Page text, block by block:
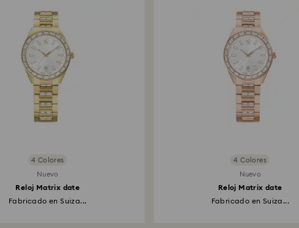
4 Colores
Nuevo
Reloj Matrix date
Fabricado en Suiza...
4 Colores
Nuevo
Reloj Matrix date
Fabricado en Suiza...